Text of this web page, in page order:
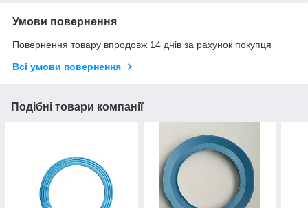
Умови повернення
Повернення товару впродовж 14 днів за рахунок покупця
Всі умови повернення
Подібні товари компанії